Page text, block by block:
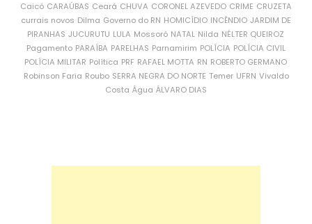
Caicó CARAÚBAS Ceará CHUVA CORONEL AZEVEDO CRIME CRUZETA
currais novos Dilma Governo do RN HOMICÍDIO INCÊNDIO JARDIM DE
PIRANHAS JUCURUTU LULA Mossoró NATAL Nilda NÉLTER QUEIROZ
Pagamento PARAÍBA PARELHAS Parnamirim POLÍCIA POLÍCIA CIVIL
POLÍCIA MILITAR Política PRF RAFAEL MOTTA RN ROBERTO GERMANO
Robinson Faria Roubo SERRA NEGRA DO NORTE Temer UFRN Vivaldo
Costa Água ÁLVARO DIAS